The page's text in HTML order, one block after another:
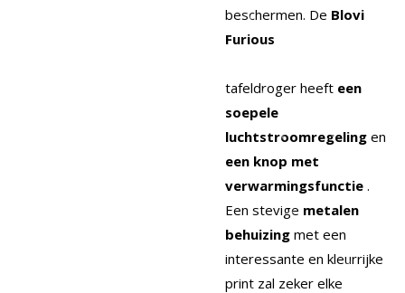
beschermen. De Blovi
Furious
tafeldroger heeft een
soepele
luchtstroomregeling en
een knop met
verwarmingsfunctie .
Een stevige metalen
behuizing met een
interessante en kleurrijke
print zal zeker elke